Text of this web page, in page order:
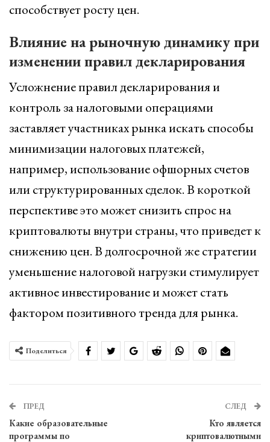
способствует росту цен.
Влияние на рыночную динамику при
изменении правил декларирования
Усложнение правил декларирования и
контроль за налоговыми операциями
заставляет участниках рынка искать способы
минимизации налоговых платежей,
например, использование офшорных счетов
или структурированных сделок. В короткой
перспективе это может снизить спрос на
криптовалюты внутри страны, что приведет к
снижению цен. В долгосрочной же стратегии
уменьшение налоговой нагрузки стимулирует
активное инвестирование и может стать
фактором позитивного тренда для рынка.
Поделиться
ПРЕД
Какие образовательные
программы по
СЛЕД
Кто является
криптовалютными